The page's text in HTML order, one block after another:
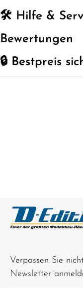
🛠️ Hilfe &
Bewertungen
🔒 Bestpreis
Verpassen Sie
Newsletter